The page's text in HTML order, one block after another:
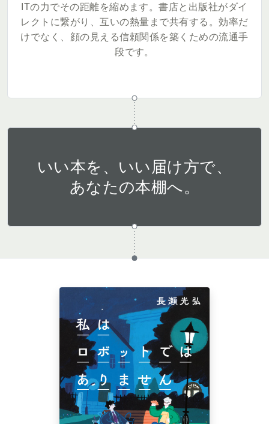
ITの力でその距離を縮めます。書店と出版社がダイ
レクトに繋がり、互いの熱量まで共有する。効率だ
けでなく、顔の見える信頼関係を築くための流通手
段です。
いい本を、いい届け方で、
あなたの本棚へ。